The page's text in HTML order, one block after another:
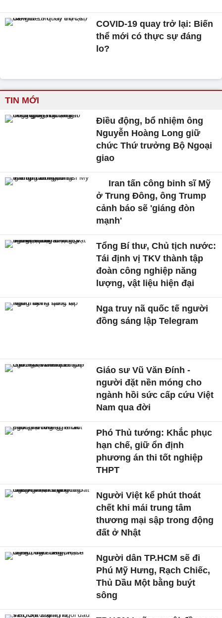
COVID-19 quay trở lại: Biến
thể mới có thực sự đáng
lo?
TIN MỚI
Điều động, bổ nhiệm ông
Nguyễn Hoàng Long giữ
chức Thứ trưởng Bộ Ngoại
giao
Iran tấn công binh sĩ Mỹ
ở Trung Đông, ông Trump
cảnh báo sẽ 'giáng đòn
mạnh'
Tổng Bí thư, Chủ tịch nước:
Tái định vị TKV thành tập
đoàn công nghiệp năng
lượng, vật liệu hiện đại
Nga truy nã quốc tế người
đồng sáng lập Telegram
Giáo sư Vũ Văn Đính -
người đặt nền móng cho
ngành hồi sức cấp cứu Việt
Nam qua đời
Phó Thủ tướng: Khắc phục
hạn chế, giữ ổn định
phương án thi tốt nghiệp
THPT
Người Việt kể phút thoát
chết khi mái trung tâm
thương mại sập trong động
đất ở Nhật
Người dân TP.HCM sẽ đi
Phú Mỹ Hưng, Rạch Chiếc,
Thủ Dầu Một bằng buýt
sông